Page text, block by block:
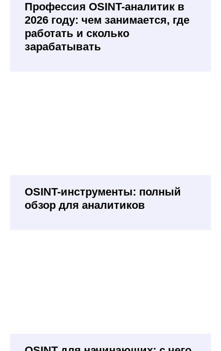
Профессия OSINT-аналитик в
2026 году: чем занимается, где
работать и сколько
зарабатывать
OSINT-инструменты: полный
обзор для аналитиков